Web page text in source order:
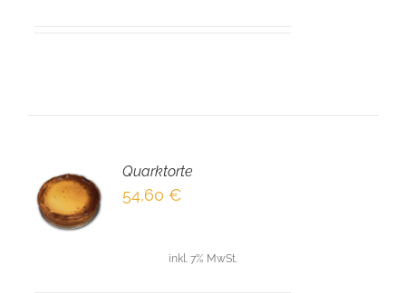
Quarktorte
54,60 €
inkl. 7% MwSt.